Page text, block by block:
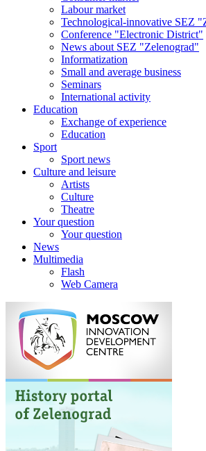
Labour market
Technological-innovative SEZ
Conference "Electronic District"
News about SEZ "Zelenograd"
Informatization
Small and average business
Seminars
International activity
Education
Exchange of experience
Education
Sport
Sport news
Culture and leisure
Artists
Culture
Theatre
Your question
Your question
News
Multimedia
Flash
Web Camera